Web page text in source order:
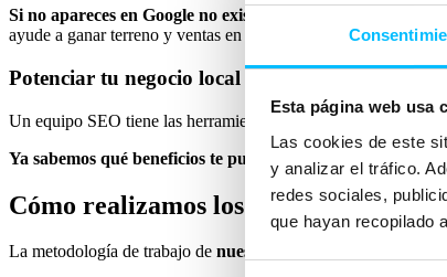
Esta página web usa
Las cookies de este
y analizar el tráfico.
redes sociales,
que hayan recopilado
Si no apareces en Google no existes
. Con el aumento del
ayude a ganar terreno y ventas en tu sector. Cada empresa y
Potenciar tu negocio local
Un equipo SEO tiene las herramientas para hacer crecer tu
Ya sabemos qué beneficios te puede aportar una estrategia
Cómo realizamos los proyectos de
La metodología de trabajo de nuestros proyectos de SEO